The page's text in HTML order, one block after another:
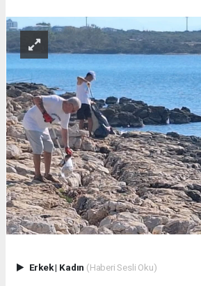
Erkek| Kadın (Haberi Sesli Oku)